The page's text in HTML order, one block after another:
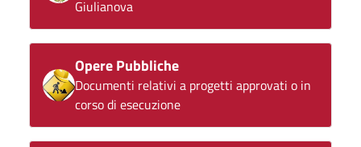
Giulianova
Opere Pubbliche
Documenti relativi a progetti approvati o in
corso di esecuzione